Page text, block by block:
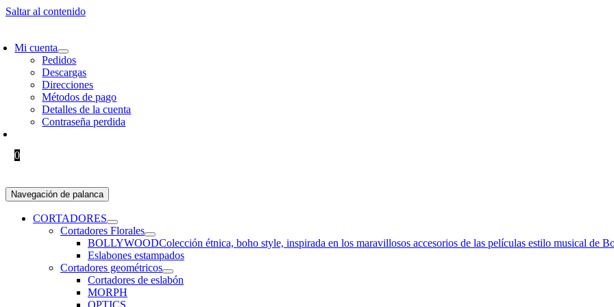
Saltar al contenido
Mi cuenta
Pedidos
Descargas
Direcciones
Métodos de pago
Detalles de la cuenta
Contraseña perdida
0
Navegación de palanca
CORTADORES
Cortadores Florales
BOLLYWOODColección étnica, boho style, inspirada en los maravillosos accesorios de las películas estilo musical de
Eslabones estampados
Cortadores geométricos
Cortadores de eslabón
MORPH
OPTICS